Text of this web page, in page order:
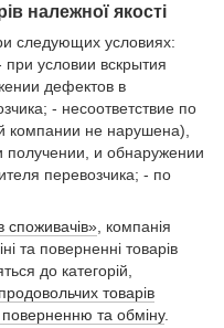
належної якості
следующих условиях:
при условии вскрытия
дефектов в
- несоответствие по
компании не нарушена),
получении, и обнаружении
перевозчика; - по
споживачів», компанія
та поверненні товарів
до категорій,
товарів
та обміну.